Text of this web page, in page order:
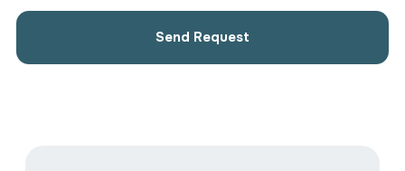
Send Request